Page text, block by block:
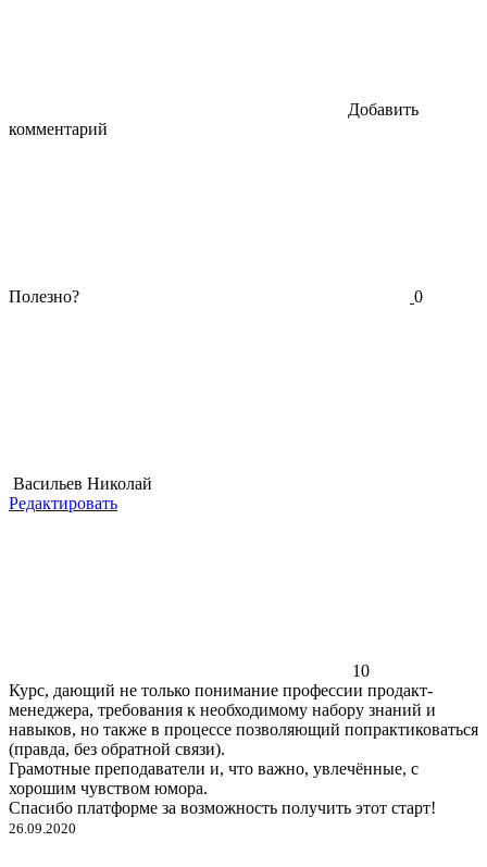
Добавить
комментарий
Полезно? 0
Васильев Николай
Редактировать
10
Курс, дающий не только понимание профессии продакт-
менеджера, требования к необходимому набору знаний и
навыков, но также в процессе позволяющий попрактиковаться
(правда, без обратной связи).
Грамотные преподаватели и, что важно, увлечённые, с
хорошим чувством юмора.
Спасибо платформе за возможность получить этот старт!
26.09.2020